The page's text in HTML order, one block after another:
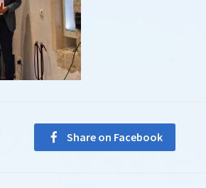
Share on Facebook